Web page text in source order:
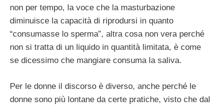
non per tempo, la voce che la masturbazione
diminuisce la capacità di riprodursi in quanto
“consumasse lo sperma”, altra cosa non vera perché
non si tratta di un liquido in quantità limitata, è come
se dicessimo che mangiare consuma la saliva.
Per le donne il discorso è diverso, anche perché le
donne sono più lontane da certe pratiche, visto che dal